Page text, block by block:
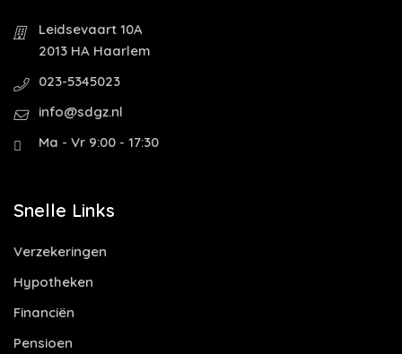
Leidsevaart 10A
2013 HA Haarlem
023-5345023
info@sdgz.nl
Ma - Vr 9:00 - 17:30
Snelle Links
Verzekeringen
Hypotheken
Financiën
Pensioen